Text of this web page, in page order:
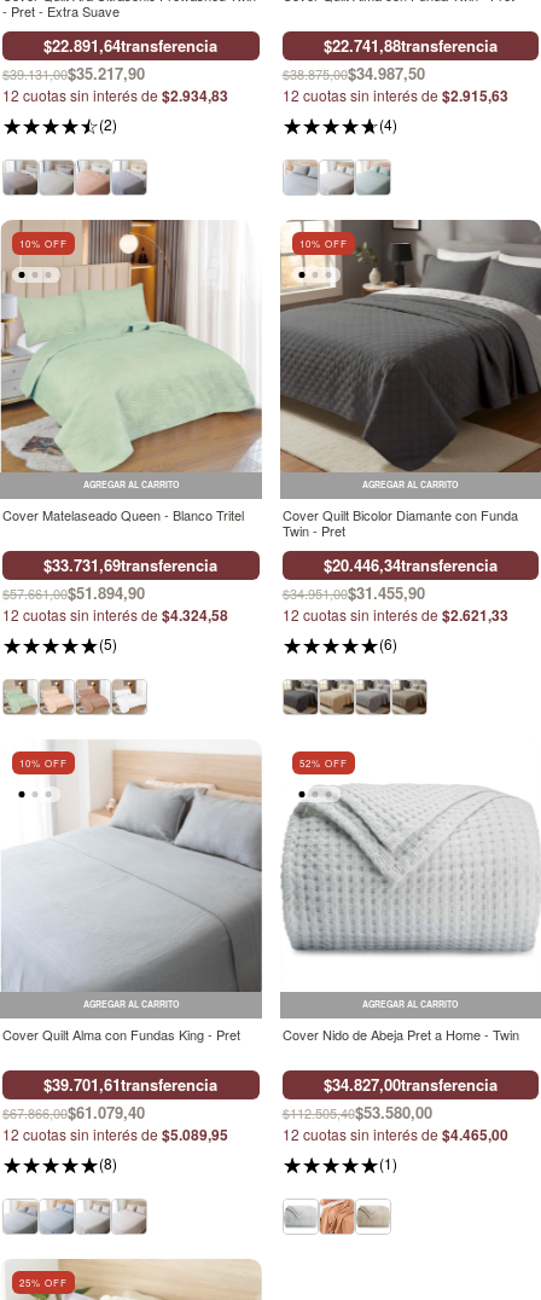
- Pret - Extra Suave
$22.891,64transferencia
$39.131,00$35.217,90
12 cuotas sin interés de $2.934,83
(2)
$22.741,88transferencia
$38.875,00$34.987,50
12 cuotas sin interés de $2.915,63
(4)
10% OFF
AGREGAR AL CARRITO
Cover Matelaseado Queen - Blanco Tritel
$33.731,69transferencia
$57.661,00$51.894,90
12 cuotas sin interés de $4.324,58
(5)
10% OFF
AGREGAR AL CARRITO
Cover Quilt Bicolor Diamante con Funda
Twin - Pret
$20.446,34transferencia
$34.951,00$31.455,90
12 cuotas sin interés de $2.621,33
(6)
10% OFF
AGREGAR AL CARRITO
Cover Quilt Alma con Fundas King - Pret
$39.701,61transferencia
$67.866,00$61.079,40
12 cuotas sin interés de $5.089,95
(8)
52% OFF
AGREGAR AL CARRITO
Cover Nido de Abeja Pret a Home - Twin
$34.827,00transferencia
$112.505,40$53.580,00
12 cuotas sin interés de $4.465,00
(1)
25% OFF